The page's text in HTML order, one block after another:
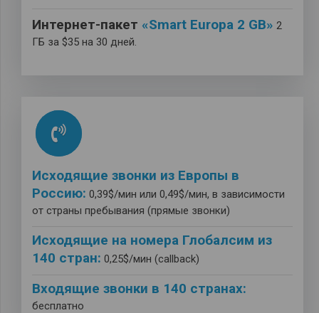
Интернет-пакет «Smart Europa 2 GB» 2
ГБ за $35 на 30 дней.
Исходящие звонки из Европы в
Россию: 0,39$/мин или 0,49$/мин, в зависимости
от страны пребывания (прямые звонки)
Исходящие на номера Глобалсим из
140 стран: 0,25$/мин (callback)
Входящие звонки в 140 странах:
бесплатно